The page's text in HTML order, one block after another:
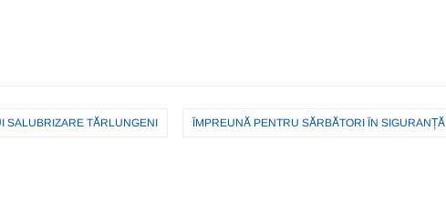
SALUBRIZARE TĂRLUNGENI ÎMPREUNĂ PENTRU SĂRBĂTORI ÎN SIGURANȚĂ